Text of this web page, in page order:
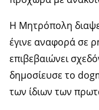
Η Μητρόπολη
έγινε αναφορά σε
επιβεβαιώνει
δημοσίευσε το
των ίδιων των